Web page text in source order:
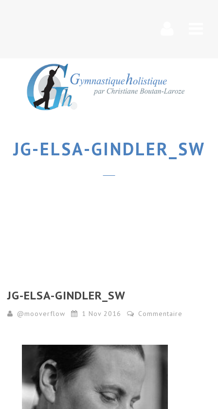
JG-ELSA-GINDLER_SW
JG-ELSA-GINDLER_SW
@mooverflow 1 Nov 2016 Commentaire